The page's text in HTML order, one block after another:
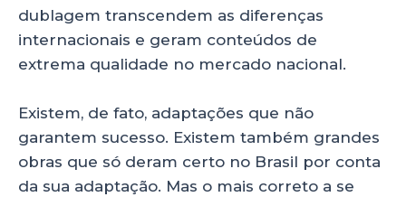
dublagem transcendem as diferenças
internacionais e geram conteúdos de
extrema qualidade no mercado nacional.
Existem, de fato, adaptações que não
garantem sucesso. Existem também grandes
obras que só deram certo no Brasil por conta
da sua adaptação. Mas o mais correto a se